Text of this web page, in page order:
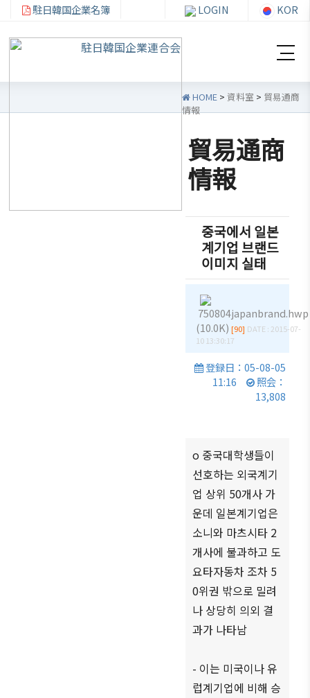
クラブ
（同好
お知ら
会員社
インタ
ー/寄
資
料
お知ら
せ・イ
ベント
商情報
セミナ
ー
イベン
スレタ
ー
日本生
活・便
利情報
関連機
関
サイト
マップ
駐日韓国企業名簿 KOR
LOGIN
HOME > 資料室 > 貿易通商
情報
貿易通商
情報
중국에서 일본
계기업 브랜드
이미지 실태
750804japanbrand.hwp
(10.0K) [90] DATE : 2015-07-
10 13:30:17
登録日：05-08-05
11:16
照会：
13,808
o 중국대학생들이
선호하는 외국계기
업 상위 50개사 가
운데 일본계기업은
소니와 마츠시타 2
개사에 불과하고 도
요타자동차 조차 5
0위권 밖으로 밀려
나 상당히 의외 결
과가 나타남
- 이는 미국이나 유
럽계기업에 비해 승